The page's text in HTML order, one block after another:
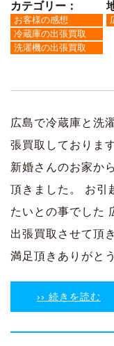
カテゴリー：
お客様の感想
冷蔵庫の出張買取
洗濯機の出張買取
広島で冷蔵庫と洗
張買取しておりま
新婚さんのお家か
頂きました。 お引
たいとの事でした
出張買取させて頂
満足頂きありがと
›› 続きを読む